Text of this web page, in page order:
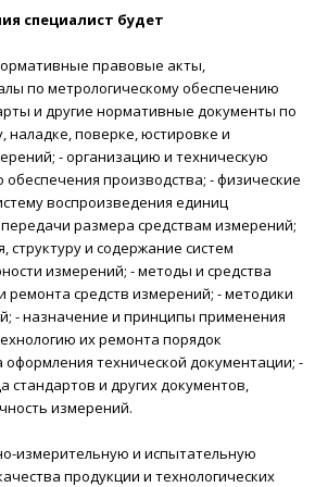
специалист будет
правовые акты,
по метрологическому обеспечению
и другие нормативные документы по
наладке, поверке, юстировке и
- организацию и техническую
обеспечения производства; - физические
воспроизведения единиц
размера средствам измерений;
структуру и содержание систем
измерений; - методы и средства
ремонта средств измерений; - методики
- назначение и принципы применения
их ремонта порядок
оформления технической документации; -
стандартов и других документов,
измерений.
измерительную и испытательную
продукции и технологических